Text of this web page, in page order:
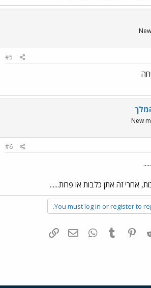
#5
New
#6
אחרי זה אתן כלבות או פרות......
You must log in or register to
Reddit
Pinterest
Tumblr
WhatsAppדואר אלקטרוני